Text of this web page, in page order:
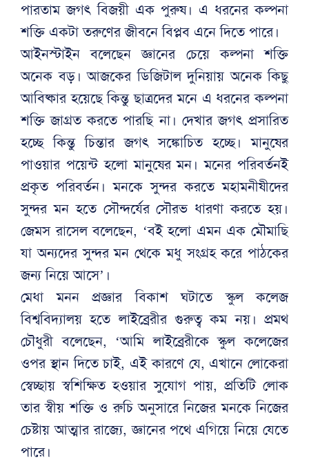
পারতাম জগৎ বিজয়ী এক পুরুষ। এ ধরনের কল্পনা
শক্তি একটা তরুণের জীবনে বিপ্লব এনে দিতে পারে।
আইনস্টাইন বলেছেন জ্ঞানের চেয়ে কল্পনা শক্তি
অনেক বড়। আজকের ডিজিটাল দুনিয়ায় অনেক কিছু
আবিষ্কার হয়েছে কিন্তু ছাত্রদের মনে এ ধরনের কল্পনা
শক্তি জাগ্রত করতে পারছি না। দেখার জগৎ প্রসারিত
হচ্ছে কিন্তু চিন্তার জগৎ সঙ্কোচিত হচ্ছে। মানুষের
পাওয়ার পয়েন্ট হলো মানুষের মন। মনের পরিবর্তনই
প্রকৃত পরিবর্তন। মনকে সুন্দর করতে মহামনীষীদের
সুন্দর মন হতে সৌন্দর্যের সৌরভ ধারণা করতে হয়।
জেমস রাসেল বলেছেন, ‘বই হলো এমন এক মৌমাছি
যা অন্যদের সুন্দর মন থেকে মধু সংগ্রহ করে পাঠকের
জন্য নিয়ে আসে’।
মেধা মনন প্রজ্ঞার বিকাশ ঘটাতে স্কুল কলেজ
বিশ্ববিদ্যালয় হতে লাইব্রেরীর গুরুত্ব কম নয়। প্রমথ
চৌধুরী বলেছেন, ‘আমি লাইব্রেরীকে স্কুল কলেজের
ওপর স্থান দিতে চাই, এই কারণে যে, এখানে লোকেরা
স্বেচ্ছায় স্বশিক্ষিত হওয়ার সুযোগ পায়, প্রতিটি লোক
তার স্বীয় শক্তি ও রুচি অনুসারে নিজের মনকে নিজের
চেষ্টায় আত্মার রাজ্যে, জ্ঞানের পথে এগিয়ে নিয়ে যেতে
পারে।